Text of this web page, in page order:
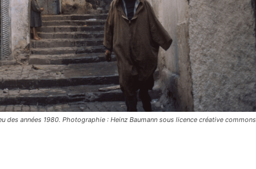
des années 1980. Photographie : Heinz Baumann sous licence créative commons